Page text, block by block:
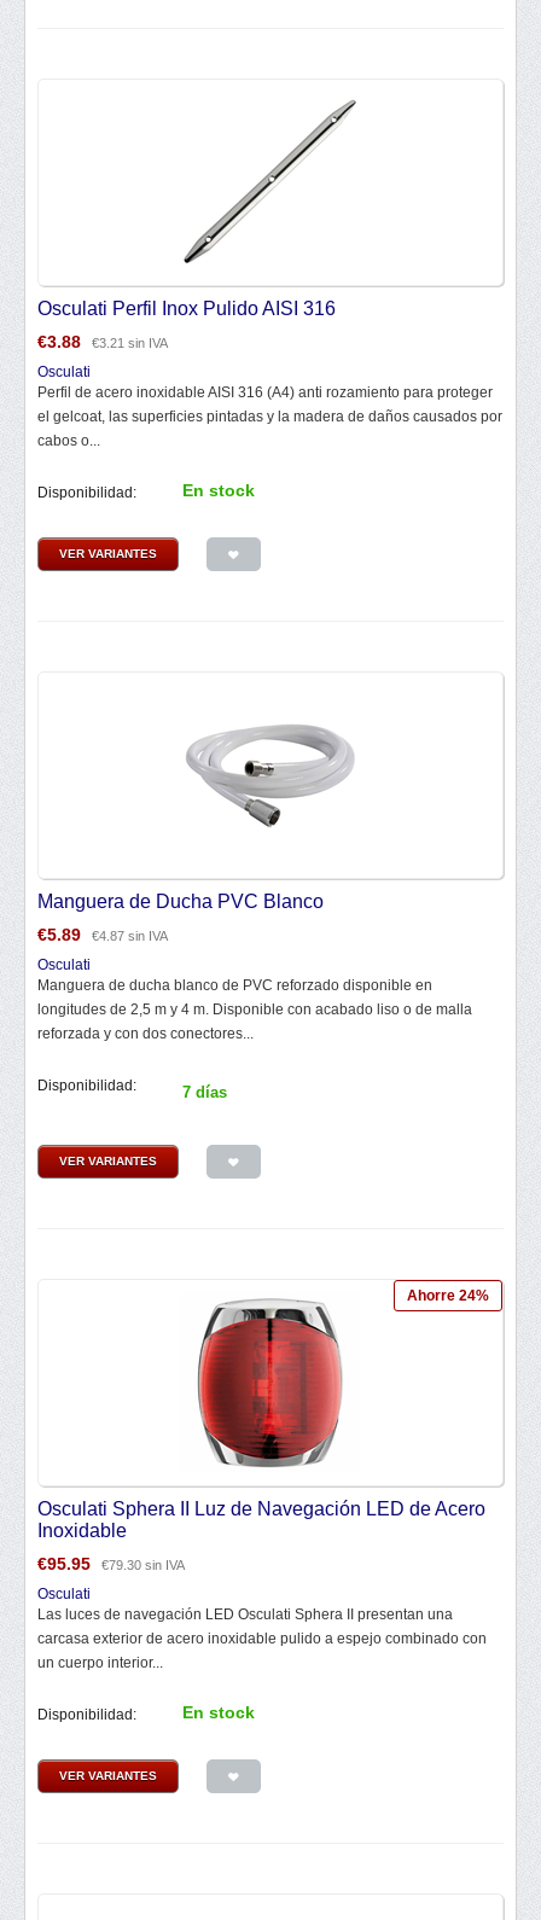
Osculati Perfil Inox Pulido AISI 316
€3.88 €3.21 sin IVA
Osculati
Perfil de acero inoxidable AISI 316 (A4) anti rozamiento para proteger
el gelcoat, las superficies pintadas y la madera de daños causados por
cabos o...
Disponibilidad: En stock
VER VARIANTES
Manguera de Ducha PVC Blanco
€5.89 €4.87 sin IVA
Osculati
Manguera de ducha blanco de PVC reforzado disponible en
longitudes de 2,5 m y 4 m. Disponible con acabado liso o de malla
reforzada y con dos conectores...
Disponibilidad: 7 días
VER VARIANTES
Ahorre 24%
Osculati Sphera II Luz de Navegación LED de Acero
Inoxidable
€95.95 €79.30 sin IVA
Osculati
Las luces de navegación LED Osculati Sphera II presentan una
carcasa exterior de acero inoxidable pulido a espejo combinado con
un cuerpo interior...
Disponibilidad: En stock
VER VARIANTES